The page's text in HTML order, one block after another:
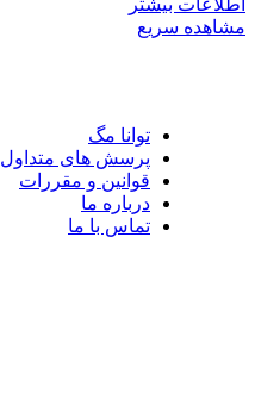
اطلاعات بیشتر
مشاهده سریع
توانا مگ
پرسش های متداول
قوانین و مقررات
درباره ما
تماس با ما